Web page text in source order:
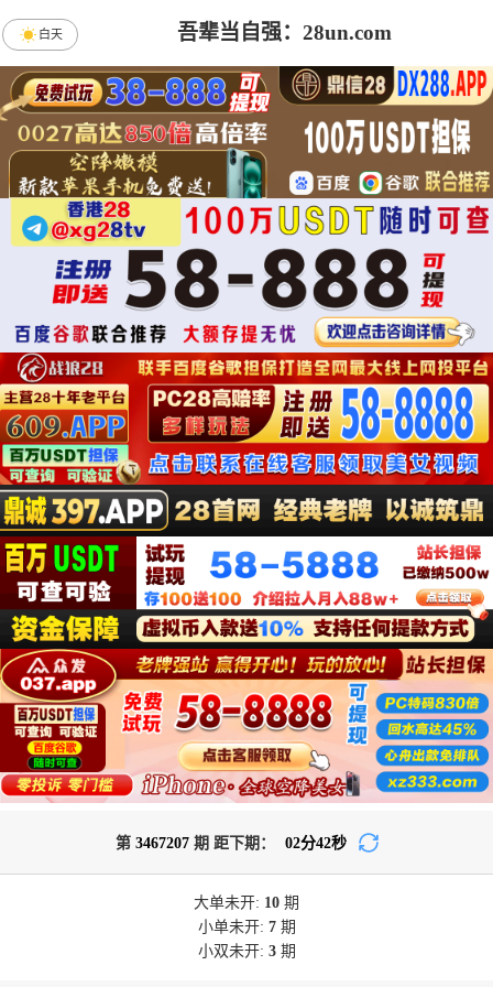
吾辈当自强：28un.com
白天
第 3467207期 距下期： 02分42秒
大单未开: 10 期
小单未开: 7期
小双未开: 3期